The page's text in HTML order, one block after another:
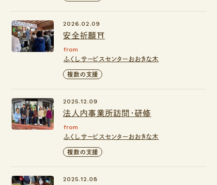
安全祈願⛩️
2026.02.09
from
ふくしサービスセンターおおきな木
複数の支援
法人内事業所訪問・研修
2025.12.09
from
ふくしサービスセンターおおきな木
複数の支援
2025.12.08